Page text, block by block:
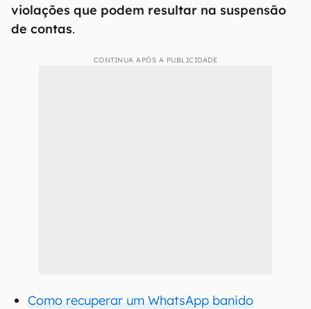
violações que podem resultar na suspensão
de contas.
CONTINUA APÓS A PUBLICIDADE
Como recuperar um WhatsApp banido